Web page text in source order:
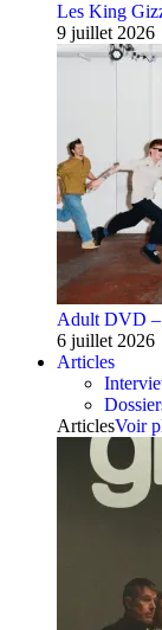
Les King
9 juillet 2026
Adult DVD –
6 juillet 2026
Articles
ArticlesVoir